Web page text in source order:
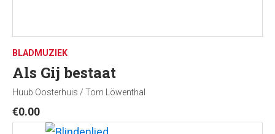
BLADMUZIEK
Als Gij bestaat
Huub Oosterhuis / Tom Löwenthal
€0.00